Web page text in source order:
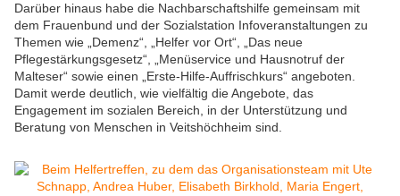
Darüber hinaus habe die Nachbarschaftshilfe gemeinsam mit
dem Frauenbund und der Sozialstation Infoveranstaltungen zu
Themen wie „Demenz“, „Helfer vor Ort“, „Das neue
Pflegestärkungsgesetz“, „Menüservice und Hausnotruf der
Malteser“ sowie einen „Erste-Hilfe-Auffrischkurs“ angeboten.
Damit werde deutlich, wie vielfältig die Angebote, das
Engagement im sozialen Bereich, in der Unterstützung und
Beratung von Menschen in Veitshöchheim sind.